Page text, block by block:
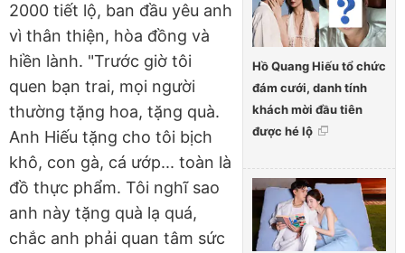
Hồ Quang Hiếu tổ chức
đám cưới, danh tính
khách mời đầu tiên
được hé lộ
2000 tiết lộ, ban đầu yêu anh
vì thân thiện, hòa đồng và
hiền lành. "Trước giờ tôi
quen bạn trai, mọi người
thường tặng hoa, tặng quà.
Anh Hiếu tặng cho tôi bịch
khô, con gà, cá ướp... toàn là
đồ thực phẩm. Tôi nghĩ sao
anh này tặng quà lạ quá,
chắc anh phải quan tâm sức